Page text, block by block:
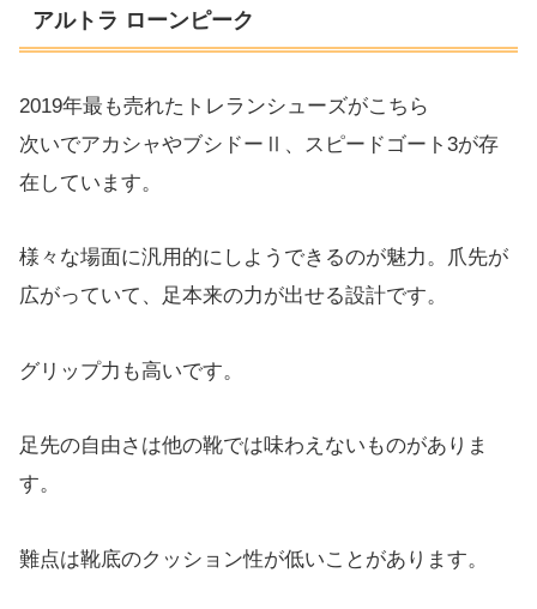
アルトラ ローンピーク
2019年最も売れたトレランシューズがこちら
次いでアカシャやブシドーⅡ、スピードゴート3が存
在しています。
様々な場面に汎用的にしようできるのが魅力。爪先が
広がっていて、足本来の力が出せる設計です。
グリップ力も高いです。
足先の自由さは他の靴では味わえないものがありま
す。
難点は靴底のクッション性が低いことがあります。